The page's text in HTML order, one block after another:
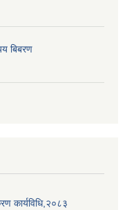
बिबरण
कार्यविधि,२०८३